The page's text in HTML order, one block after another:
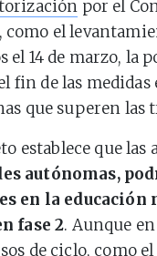
por el
, como el
el 14 de marzo, la
fin de las
que superen las
establece que
autónomas,
en la
fase 2. Aunque
de ciclo, como